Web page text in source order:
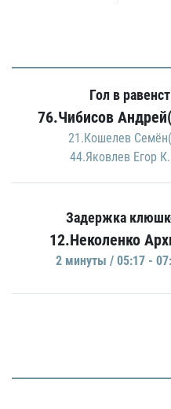
Гол в
76.Чибисов
21.Кошелев
44.Яковлев Егор
Задержка
12.Неколенко
2 минуты / 05:17 -